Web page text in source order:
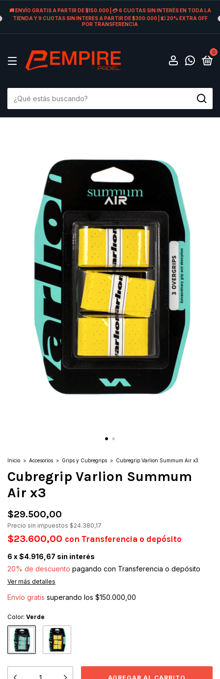
🚚 ENVÍO GRATIS A PARTIR DE $150.000 | 💳 6 CUOTAS SIN INTERÉS EN TODA LA
TIENDA Y 9 CUOTAS SIN INTERES A PARTIR DE $300.000 | 💵 20% EXTRA OFF
POR TRANSFERENCIA
0
Inicio > Accesorios > Grips y Cubregrips > Cubregrip Varlion Summum Air x3
Cubregrip Varlion Summum
Air x3
$29.500,00
Precio sin impuestos $24.380,17
$23.600,00 con Transferencia o depósito
6 x$4.916,67 sin interés
20% de descuento pagando con Transferencia o depósito
Ver más detalles
Envío gratis superando los $150.000,00
Color: Verde